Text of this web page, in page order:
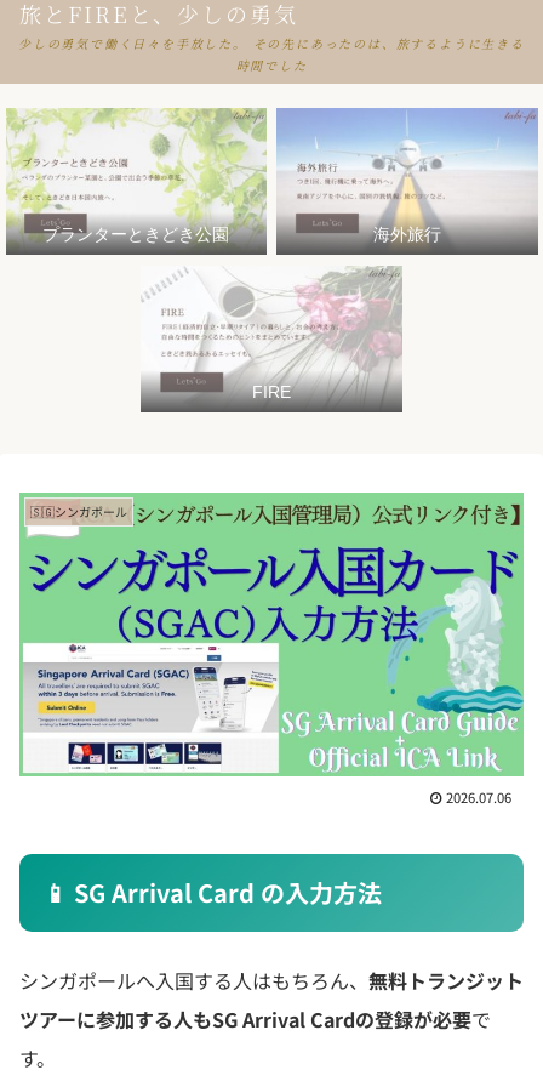
旅とFIREと、少しの勇気
少しの勇気で働く日々を手放した。 その先にあったのは、旅するように生きる
時間でした
プランターときどき公園 海外旅行
FIRE
🇸🇬シンガポール
2026.07.06
📱 SG Arrival Card の入力方法
シンガポールへ入国する人はもちろん、 無料トランジット
ツアーに参加する人もSG Arrival Cardの登録が必要で
す。